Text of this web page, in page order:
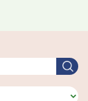
搜
尋